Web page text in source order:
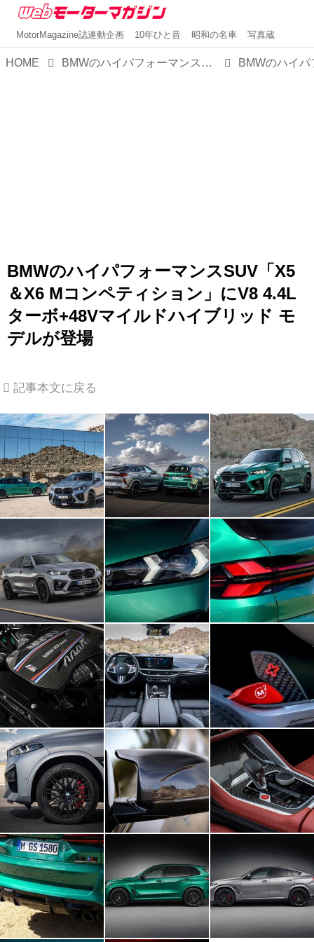
MotorMagazine誌連動企画 10年ひと昔 昭和の名車 写真蔵
HOME BMWのハイパフォーマンスSUV「X5＆X6 Mコンペティション」にV8 4.4Lターボ+48Vマイルドハイブリッド モデルが登場
BMWのハイパフォーマンスSUV「X5
＆X6 Mコンペティション」にV8 4.4L
ターボ+48Vマイルドハイブリッド モ
デルが登場
記事本文に戻る